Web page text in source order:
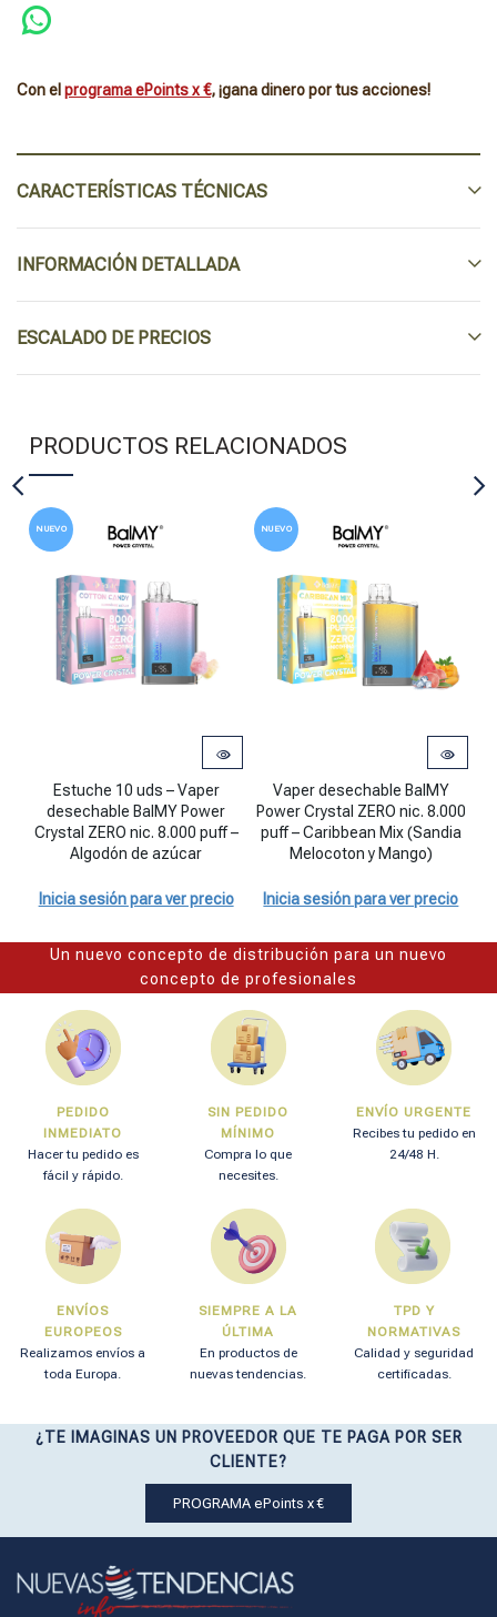
Con elprograma ePoints x €, ¡gana dinero por tus acciones!
CARACTERÍSTICAS TÉCNICAS
INFORMACIÓN DETALLADA
ESCALADO DE PRECIOS
PRODUCTOS RELACIONADOS
NUEVO
Estuche 10 uds - Vaper desechable BalMY Power Crystal ZERO
Estuche 10 uds – Vaper
desechable BalMY Power
Crystal ZERO nic. 8.000 puff –
Algodón de azúcar
Inicia sesión para ver precio
NUEVO
Vaper desechable BalMY Power
Vaper desechable BalMY
Power Crystal ZERO nic. 8.000
puff – Caribbean Mix (Sandia
Melocoton y Mango)
Inicia sesión para ver precio
Un nuevo concepto de distribución para un nuevo
concepto de profesionales
PEDIDO
INMEDIATO
Hacer tu pedido es
fácil y rápido.
SIN PEDIDO
MÍNIMO
Compra lo que
necesites.
ENVÍO URGENTE
Recibes tu pedido en
24/48 H.
ENVÍOS
EUROPEOS
Realizamos envíos a
toda Europa.
SIEMPRE A LA
ÚLTIMA
En productos de
nuevas tendencias.
TPD Y
NORMATIVAS
Calidad y seguridad
certificadas.
¿TE IMAGINAS UN PROVEEDOR QUE TE PAGA POR SER
CLIENTE?
PROGRAMA ePoints x €